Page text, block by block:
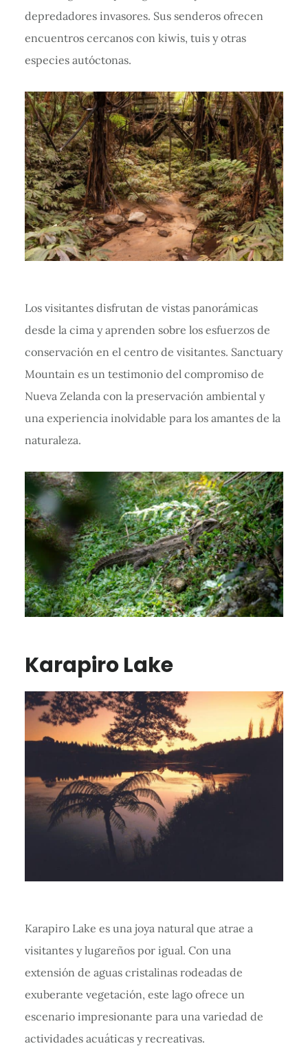
depredadores invasores. Sus senderos ofrecen
encuentros cercanos con kiwis, tuis y otras
especies autóctonas.
Los visitantes disfrutan de vistas panorámicas
desde la cima y aprenden sobre los esfuerzos de
conservación en el centro de visitantes. Sanctuary
Mountain es un testimonio del compromiso de
Nueva Zelanda con la preservación ambiental y
una experiencia inolvidable para los amantes de la
naturaleza.
Karapiro Lake
Karapiro Lake es una joya natural que atrae a
visitantes y lugareños por igual. Con una
extensión de aguas cristalinas rodeadas de
exuberante vegetación, este lago ofrece un
escenario impresionante para una variedad de
actividades acuáticas y recreativas.